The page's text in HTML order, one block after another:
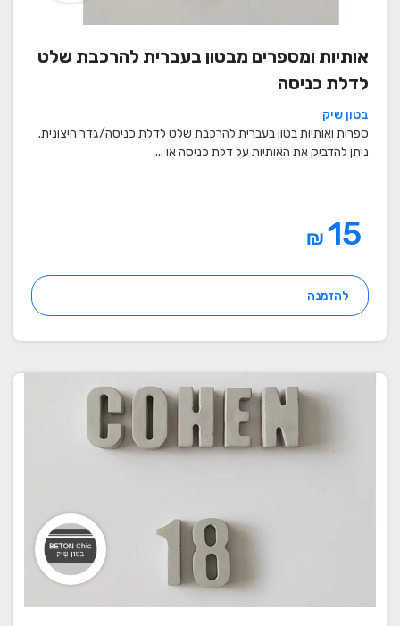
אותיות ומספרים מבטון בעברית להרכבת שלט
לדלת כניסה
בטון שיק
ספרות ואותיות בטון בעברית להרכבת שלט לדלת כניסה/גדר חיצונית.
ניתן להדביק את האותיות על דלת כניסה או ...
₪
להזמנה